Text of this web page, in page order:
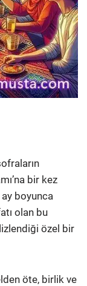
bir kez
boyunca
olan bu
özel bir
öte, birlik ve